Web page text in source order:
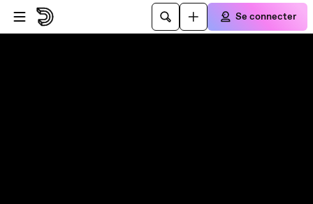
Passer au player
Passer au contenu principal
Se connecter